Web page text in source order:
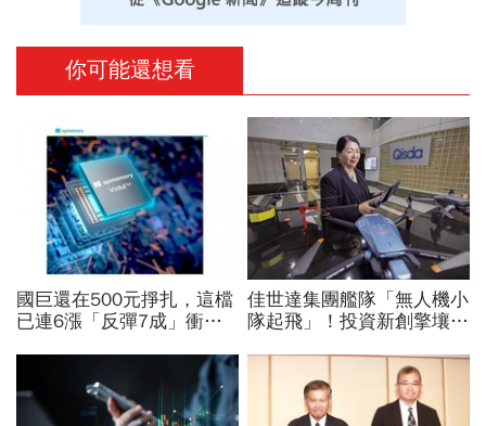
你可能還想看
國巨還在500元掙扎，這檔
已連6漲「反彈7成」衝千
佳世達集團艦隊「無人機小
隊起飛」！投資新創擎壤、
兵：鎖定美日頂級客戶切入